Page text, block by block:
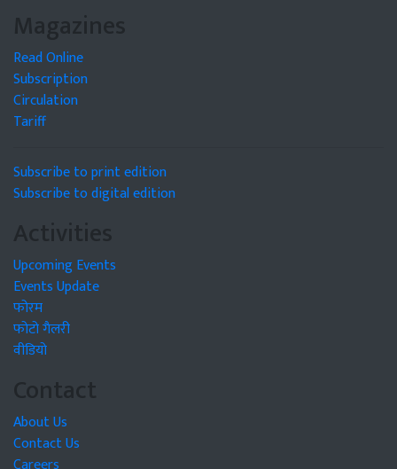
Magazines
Read Online
Subscription
Circulation
Tariff
Subscribe to print edition
Subscribe to digital edition
Activities
Upcoming Events
Events Update
फोरम
फोटो गैलरी
वीडियो
Contact
About Us
Contact Us